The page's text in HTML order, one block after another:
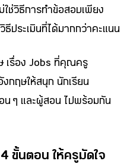
ใช่วิธีการทำข้อสอบเพียง
ประเมินที่ได้มากกว่าคะแนน
รื่อง Jobs ที่คุณครู
งกฤษให้สนุก นักเรียน
น ๆ และผู้สอน ไปพร้อมกัน
ขั้นตอน ให้ครูมัดใจ